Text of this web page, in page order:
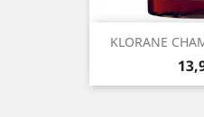
KLORANE